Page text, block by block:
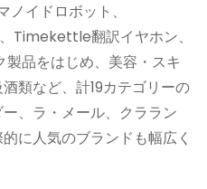
ノイドロボット、
Timekettle翻訳イヤホン、
品をはじめ、美容・スキ
類など、計19カテゴリーの
、ラ・メール、クララン
に人気のブランドも幅広く